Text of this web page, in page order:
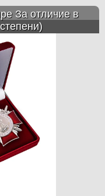
За отличие в